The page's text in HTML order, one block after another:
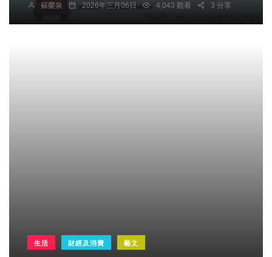
蘇榮泉 2026年三月06日 4,043 觀看 3 分享
生活 財經及消費 藝文